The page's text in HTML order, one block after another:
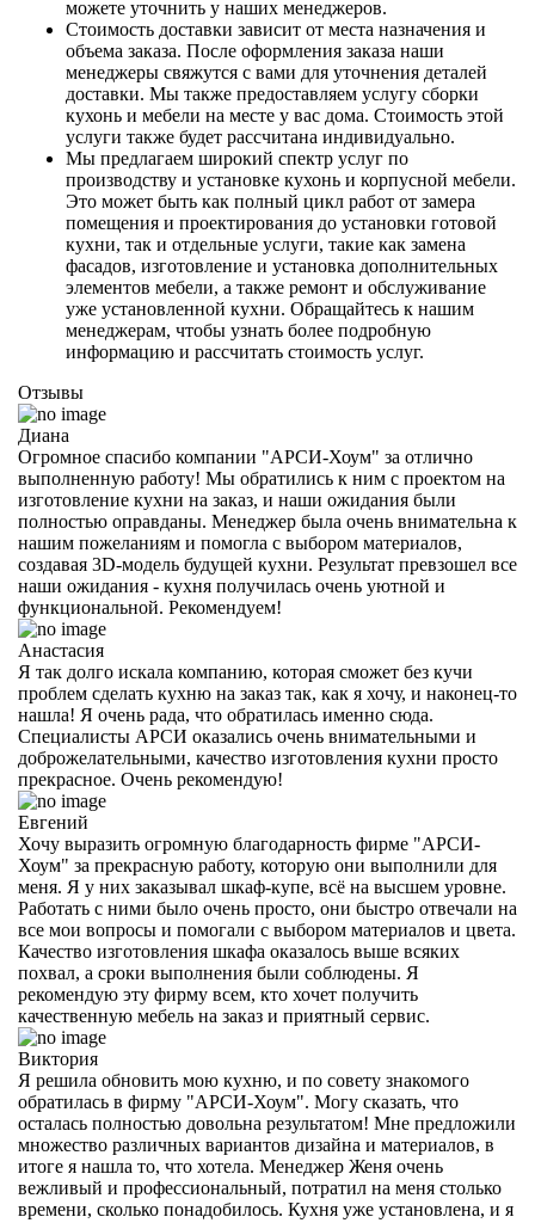
можете уточнить у наших менеджеров.
Стоимость доставки зависит от места назначения и
объема заказа. После оформления заказа наши
менеджеры свяжутся с вами для уточнения деталей
доставки. Мы также предоставляем услугу сборки
кухонь и мебели на месте у вас дома. Стоимость этой
услуги также будет рассчитана индивидуально.
Мы предлагаем широкий спектр услуг по
производству и установке кухонь и корпусной мебели.
Это может быть как полный цикл работ от замера
помещения и проектирования до установки готовой
кухни, так и отдельные услуги, такие как замена
фасадов, изготовление и установка дополнительных
элементов мебели, а также ремонт и обслуживание
уже установленной кухни. Обращайтесь к нашим
менеджерам, чтобы узнать более подробную
информацию и рассчитать стоимость услуг.
Отзывы
Диана
Огромное спасибо компании "АРСИ-Хоум" за отлично
выполненную работу! Мы обратились к ним с проектом на
изготовление кухни на заказ, и наши ожидания были
полностью оправданы. Менеджер была очень внимательна к
нашим пожеланиям и помогла с выбором материалов,
создавая 3D-модель будущей кухни. Результат превзошел все
наши ожидания - кухня получилась очень уютной и
функциональной. Рекомендуем!
Анастасия
Я так долго искала компанию, которая сможет без кучи
проблем сделать кухню на заказ так, как я хочу, и наконец-то
нашла! Я очень рада, что обратилась именно сюда.
Специалисты АРСИ оказались очень внимательными и
доброжелательными, качество изготовления кухни просто
прекрасное. Очень рекомендую!
Евгений
Хочу выразить огромную благодарность фирме "АРСИ-
Хоум" за прекрасную работу, которую они выполнили для
меня. Я у них заказывал шкаф-купе, всё на высшем уровне.
Работать с ними было очень просто, они быстро отвечали на
все мои вопросы и помогали с выбором материалов и цвета.
Качество изготовления шкафа оказалось выше всяких
похвал, а сроки выполнения были соблюдены. Я
рекомендую эту фирму всем, кто хочет получить
качественную мебель на заказ и приятный сервис.
Виктория
Я решила обновить мою кухню, и по совету знакомого
обратилась в фирму "АРСИ-Хоум". Могу сказать, что
осталась полностью довольна результатом! Мне предложили
множество различных вариантов дизайна и материалов, в
итоге я нашла то, что хотела. Менеджер Женя очень
вежливый и профессиональный, потратил на меня столько
времени, сколько понадобилось. Кухня уже установлена, и я